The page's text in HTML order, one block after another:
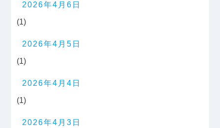
2026年4月6日
(1)
2026年4月5日
(1)
2026年4月4日
(1)
2026年4月3日